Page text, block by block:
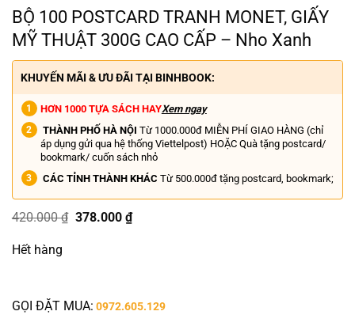
BỘ 100 POSTCARD TRANH MONET, GIẤY
MỸ THUẬT 300G CAO CẤP – Nho Xanh
KHUYẾN MÃI & ƯU ĐÃI TẠI BINHBOOK:
HƠN 1000 TỰA SÁCH HAYXem ngay
THÀNH PHỐ HÀ NỘI Từ 1000.000đ MIỄN PHÍ GIAO HÀNG (chỉ
áp dụng gửi qua hệ thống Viettelpost) HOẶC Quà tặng postcard/
bookmark/ cuốn sách nhỏ
CÁC TỈNH THÀNH KHÁC Từ 500.000đ tặng postcard, bookmark;
420.000₫ Giá
378.000 ₫Giá
hiện
Hết hàng
GỌI ĐẶT MUA: 0972.605.129